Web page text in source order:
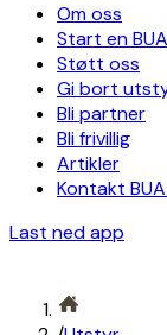
Om oss
Start en BUA
Støtt oss
Gi bort
Bli partner
Bli frivillig
Artikler
Kontakt
Last ned app